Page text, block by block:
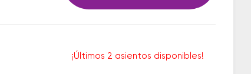
¡Últimos 2 asientos disponibles!